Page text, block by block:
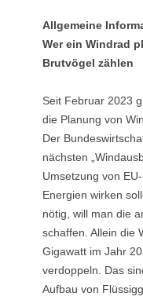
Allgemeine
Wer ein Windrad
Brutvögel zählen
Seit Februar 2023
die Planung von
Der
nächsten
Umsetzung von
Energien wirken
nötig, will man die
schaffen. Allein die
Gigawatt im Jahr
verdoppeln. Das
Aufbau von